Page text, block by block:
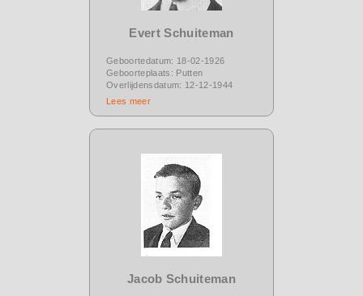
Evert Schuiteman
Geboortedatum: 18-02-1926
Geboorteplaats: Putten
Overlijdensdatum: 12-12-1944
Lees meer
Jacob Schuiteman